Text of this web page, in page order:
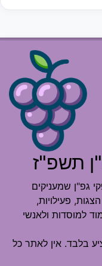
תשפ"ז
גפ"ן שמעניקים
פעילויות,
למוסדות ולאנשי
בלבד. אין לאתר כל